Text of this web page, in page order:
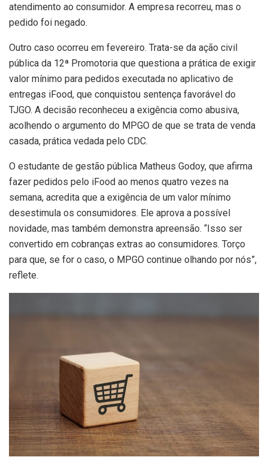
atendimento ao consumidor. A empresa recorreu, mas o
pedido foi negado.
Outro caso ocorreu em fevereiro. Trata-se da ação civil
pública da 12ª Promotoria que questiona a prática de exigir
valor mínimo para pedidos executada no aplicativo de
entregas iFood, que conquistou sentença favorável do
TJGO. A decisão reconheceu a exigência como abusiva,
acolhendo o argumento do MPGO de que se trata de venda
casada, prática vedada pelo CDC.
O estudante de gestão pública Matheus Godoy, que afirma
fazer pedidos pelo iFood ao menos quatro vezes na
semana, acredita que a exigência de um valor mínimo
desestimula os consumidores. Ele aprova a possível
novidade, mas também demonstra apreensão. “Isso ser
convertido em cobranças extras ao consumidores. Torço
para que, se for o caso, o MPGO continue olhando por nós”,
reflete.